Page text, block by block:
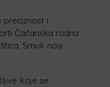
i
Čačanska rodna
Smuk nosi
koje se